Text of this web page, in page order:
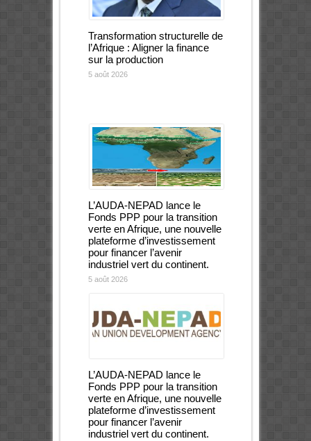
Transformation structurelle de
l’Afrique : Aligner la finance
sur la production
5 août 2026
L’AUDA-NEPAD lance le
Fonds PPP pour la transition
verte en Afrique, une nouvelle
plateforme d’investissement
pour financer l’avenir
industriel vert du continent.
5 août 2026
L’AUDA-NEPAD lance le
Fonds PPP pour la transition
verte en Afrique, une nouvelle
plateforme d’investissement
pour financer l’avenir
industriel vert du continent.